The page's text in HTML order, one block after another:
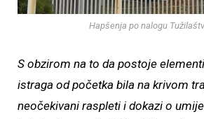
Hapšenja po nalogu
S obzirom na to da postoje
istraga od početka bila na krivom
neočekivani raspleti i dokazi o